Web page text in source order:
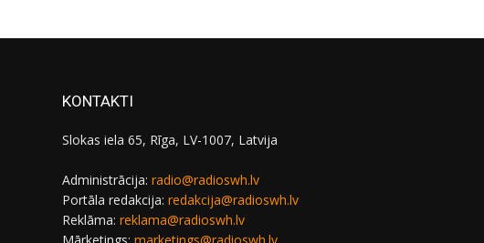
KONTAKTI
Slokas iela 65, Rīga, LV-1007, Latvija
Administrācija: radio@radioswh.lv
Portāla redakcija: redakcija@radioswh.lv
Reklāma: reklama@radioswh.lv